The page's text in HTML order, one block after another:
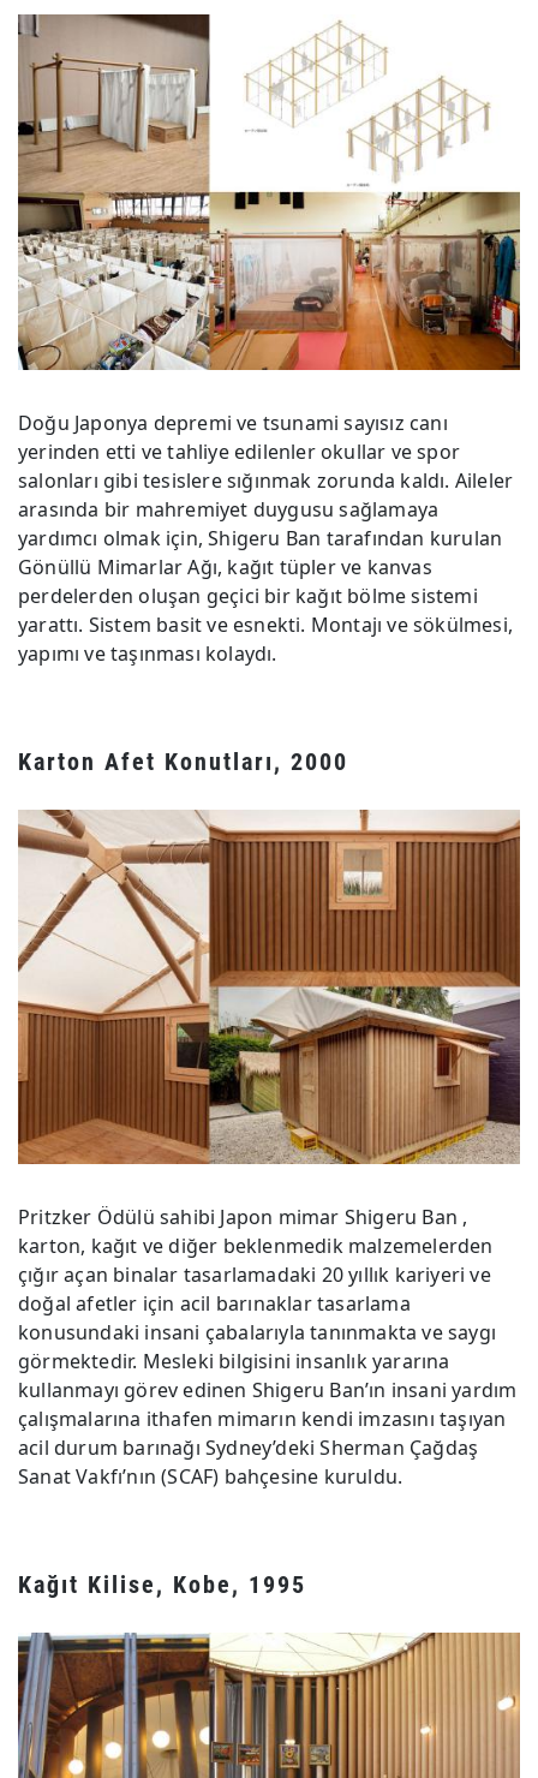
Doğu Japonya depremi ve tsunami sayısız canı
yerinden etti ve tahliye edilenler okullar ve spor
salonları gibi tesislere sığınmak zorunda kaldı. Aileler
arasında bir mahremiyet duygusu sağlamaya
yardımcı olmak için, Shigeru Ban tarafından kurulan
Gönüllü Mimarlar Ağı, kağıt tüpler ve kanvas
perdelerden oluşan geçici bir kağıt bölme sistemi
yarattı. Sistem basit ve esnekti. Montajı ve sökülmesi,
yapımı ve taşınması kolaydı.
Karton Afet Konutları, 2000
Pritzker Ödülü sahibi Japon mimar Shigeru Ban ,
karton, kağıt ve diğer beklenmedik malzemelerden
çığır açan binalar tasarlamadaki 20 yıllık kariyeri ve
doğal afetler için acil barınaklar tasarlama
konusundaki insani çabalarıyla tanınmakta ve saygı
görmektedir. Mesleki bilgisini insanlık yararına
kullanmayı görev edinen Shigeru Ban’ın insani yardım
çalışmalarına ithafen mimarın kendi imzasını taşıyan
acil durum barınağı Sydney’deki Sherman Çağdaş
Sanat Vakfı’nın (SCAF) bahçesine kuruldu.
Kağıt Kilise, Kobe, 1995